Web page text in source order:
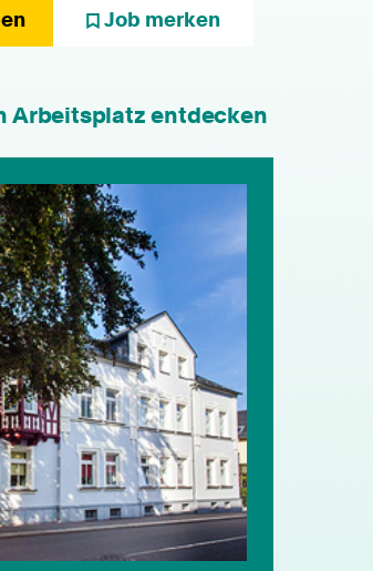
Job merken
Arbeitsplatz entdecken